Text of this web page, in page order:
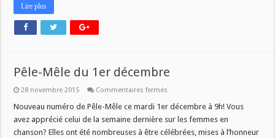
Lire plus
Pêle-Mêle du 1er décembre
28 novembre 2015 Commentaires fermés
Mêle
1er
décembre
Nouveau numéro de Pêle-Mêle ce mardi 1er décembre à 9h! Vous
avez apprécié celui de la semaine dernière sur les femmes en
chanson? Elles ont été nombreuses à être célébrées, mises à l’honneur